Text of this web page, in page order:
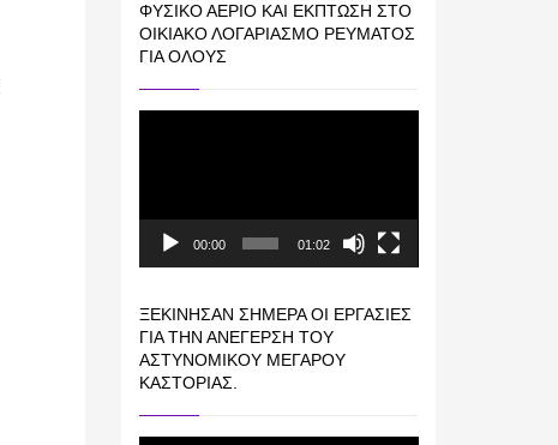
ΦΥΣΙΚΌ ΑΈΡΙΟ ΚΑΙ ΕΚΠΤΩΣΗ ΣΤΟ
ΟΙΚΙΑΚΌ ΛΟΓΑΡΙΑΣΜΌ ΡΕΎΜΑΤΟΣ
ΓΙΑ ΟΛΟΥΣ
00:00 01:02
ΞΕΚΊΝΗΣΑΝ ΣΉΜΕΡΑ ΟΙ ΕΡΓΑΣΊΕΣ
ΓΙΑ ΤΗΝ ΑΝΈΓΕΡΣΗ ΤΟΥ
ΑΣΤΥΝΟΜΙΚΟΎ ΜΕΓΆΡΟΥ
ΚΑΣΤΟΡΙΆΣ.